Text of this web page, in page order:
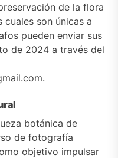
de la flora
cuales son únicas a
pueden enviar sus
de 2024 a través del
botánica de
de fotografía
objetivo impulsar